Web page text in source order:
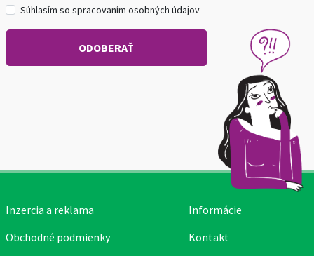
Súhlasím so spracovaním osobných údajov
Inzercia a reklama
Obchodné podmienky
Informácie
Kontakt